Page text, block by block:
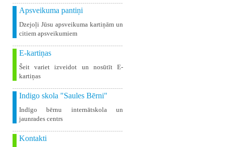
Apsveikuma pantiņi
Dzejoļi Jūsu apsveikuma kartiņām un
citiem apsveikumiem
E-kartiņas
Šeit variet izveidot un nosūtīt E-
kartiņas
Indigo skola "Saules Bērni"
Indīgo bērnu internātskola un
jaunrades centrs
Kontakti